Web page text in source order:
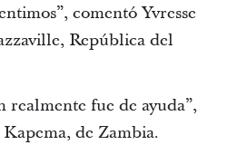
comentó Yvresse
República del
realmente fue de ayuda”,
de Zambia.